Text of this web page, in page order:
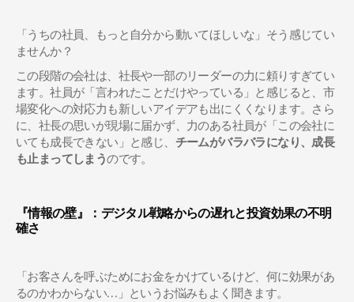
「うちの社員、もっと自分から動いてほしいな」そう感じてい
ませんか？
この段階の会社は、社長や一部のリーダーの力に頼りすぎてい
ます。社員が「言われたことだけやっている」と感じると、市
場変化への対応力も新しいアイデアも出にくくなります。さら
に、社長の思いが現場に届かず、力のある社員が「この会社に
いても成長できない」と感じ、 チームがバラバラになり、成長
も止まってしまうのです。
『情報の壁』：デジタル戦略からの遅れと投資効果の不明
確さ
「お客さんを呼ぶためにお金をかけているけど、何に効果があ
るのかわからない…」というお悩みもよく聞きます。